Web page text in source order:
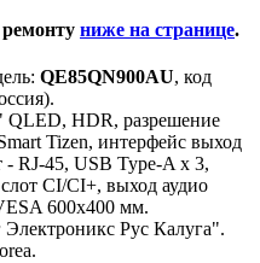
ниже на странице.
QE85QN900AU, код
QLED, HDR, разрешение
Tizen, интерфейс выход
RJ-45, USB Type-A x 3,
CI/CI+, выход аудио
600x400 мм.
Рус Калуга".